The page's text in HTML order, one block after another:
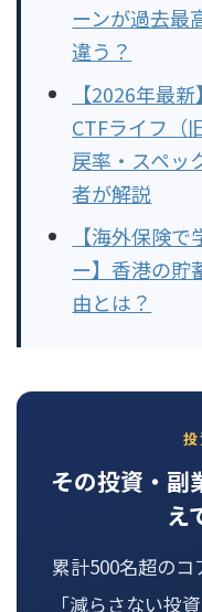
ーンが過去最
違う？
【2026年最
CTFライフ（
戻率・スペッ
者が解説
【海外保険
ー】香港の貯
由とは？
その投資・副
え
累計500名超のコ
「減らさない投